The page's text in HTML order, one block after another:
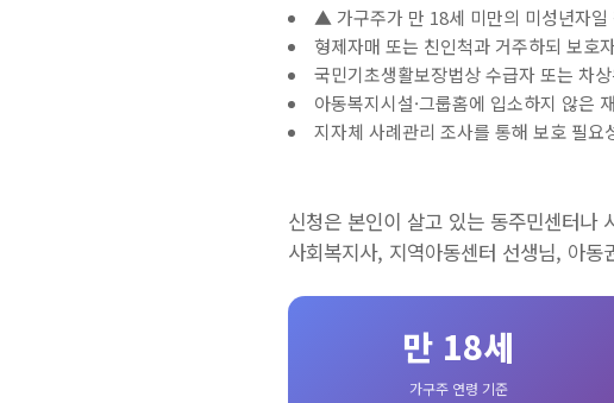
▲ 가구주가 만 18세 미만의 미성년자일
형제자매 또는 친인척과 거주하되 보호
국민기초생활보장법상 수급자 또는 차
아동복지시설·그룹홈에 입소하지 않은
지자체 사례관리 조사를 통해 보호 필요
신청은 본인이 살고 있는 동주민센터나
사회복지사, 지역아동센터 선생님, 아
만 18세
가구주 연령 기준